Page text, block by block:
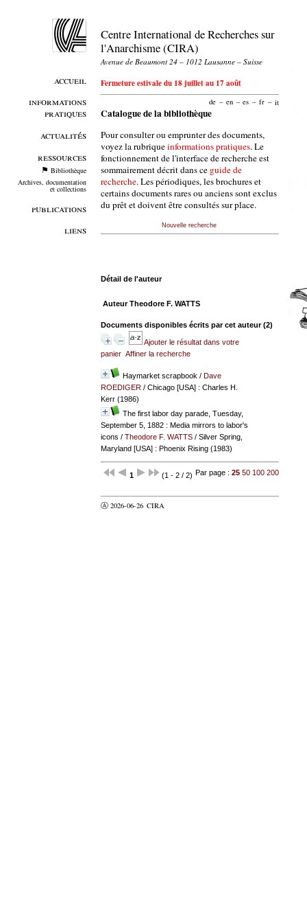
accueil
informations
pratiques
actualités
ressources
Bibliothèque
Archives, documentation
et collections
publications
liens
Centre International de Recherches sur
l'Anarchisme (CIRA)
Avenue de Beaumont 24 – 1012 Lausanne – Suisse
Fermeture estivale du 18 juillet au 17 août
de – en – es – fr – it
Catalogue de la bibliothèque
Pour consulter ou emprunter des documents,
voyez la rubriqueinformations pratiques. Le
fonctionnement de l'interface de recherche est
sommairement décrit dans ce guide de
recherche. Les périodiques, les brochures et
certains documents rares ou anciens sont exclus
du prêt et doivent être consultés sur place.
Nouvelle recherche
Détail de l'auteur
Auteur Theodore F. WATTS
Documents disponibles écrits par cet auteur (2)
Ajouter le résultat dans votre
panier Affiner la recherche
Haymarket scrapbook / Dave
ROEDIGER/ Chicago [USA] : Charles H.
Kerr (1986)
The first labor day parade, Tuesday,
September 5, 1882 : Media mirrors to labor's
icons / Theodore F. WATTS/ Silver Spring,
Maryland [USA] : Phoenix Rising (1983)
1 (1 - 2 / 2) Par page : 25 50 100 200
Ⓐ 2026-06-26 CIRA